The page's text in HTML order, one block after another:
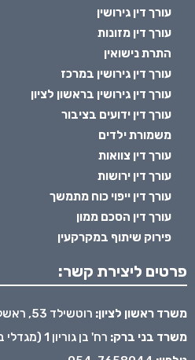
עורך דין גירושין
עורך דין מזונות
התרת נישואין
עורך דין גירושין במרכז
עורך דין גירושין בראשון לציון
עורך דין ידועים בציבור
משמורת ילדים
עורך דין צוואות
עורך דין ירושות
עורך דין ייפוי כוח מתמשך
עורך דין הסכם ממון
פירוק שיתוף במקרקעין
פרטים ליצירת קשר:
משרד ראשון לציון: רוטשילד 53, ראשל"צ.
משרד בני ברק: רח' בן גוריון 1 (מגדלי בסר 2 קומה 25).